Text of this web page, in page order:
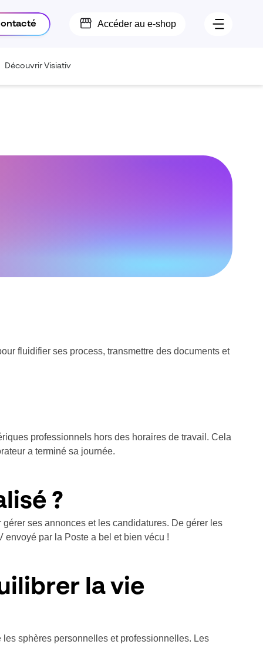
Accéder au e-shop
Découvrir Visiativ
fluidifier ses process, transmettre des documents et
professionnels hors des horaires de travail. Cela
a terminé sa journée.
?
ses annonces et les candidatures. De gérer les
envoyé par la Poste a bel et bien vécu !
la vie
les sphères personnelles et professionnelles. Les